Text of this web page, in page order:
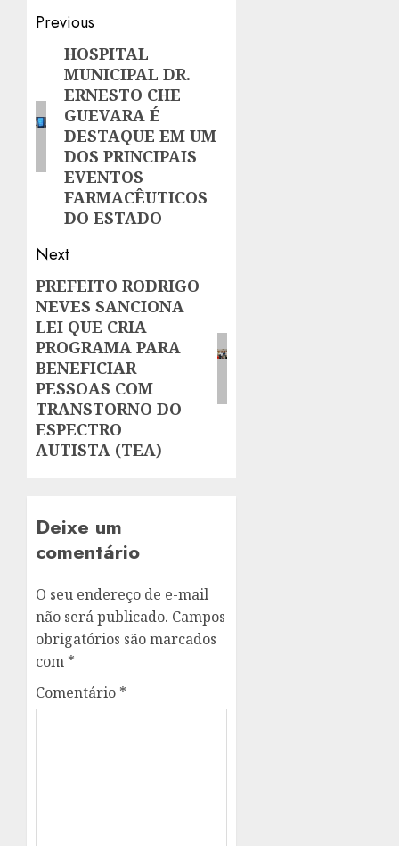
Post
navigation
Previous
Previous
post:
HOSPITAL
MUNICIPAL DR.
ERNESTO CHE
GUEVARA É
DESTAQUE EM UM
DOS PRINCIPAIS
EVENTOS
FARMACÊUTICOS
DO ESTADO
Next
Next
post:
PREFEITO RODRIGO
NEVES SANCIONA
LEI QUE CRIA
PROGRAMA PARA
BENEFICIAR
PESSOAS COM
TRANSTORNO DO
ESPECTRO
AUTISTA (TEA)
Deixe um
comentário
O seu endereço de e-mail
não será publicado. Campos
obrigatórios são marcados
com *
Comentário *